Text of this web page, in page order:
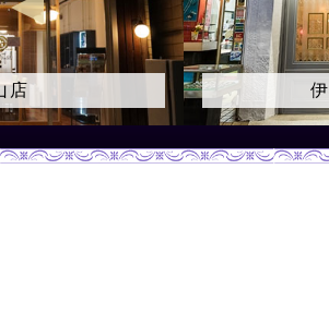
町店